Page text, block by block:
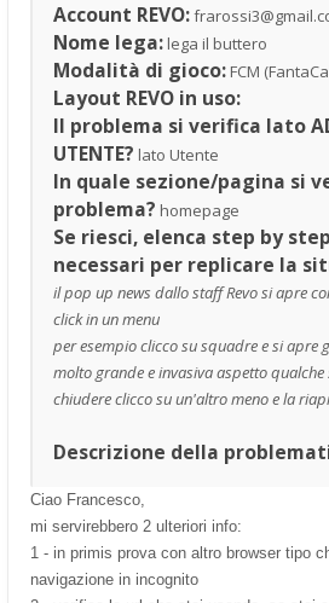
Account REVO:
Nome lega: lega il buttero
Modalità di gioco: FCM
Layout REVO in uso:
Il problema si verifica lato
UTENTE? lato Utente
In quale sezione/pagina si
problema? homepage
Se riesci, elenca step by
necessari per replicare la
il pop up news dallo staff Revo si apre
click in un menu
per esempio clicco su squadre e si apre
molto grande e invasiva aspetto
chiudere clicco su un'altro meno e la
Descrizione della
Ciao Francesco,
mi servirebbero 2 ulteriori info:
1 - in primis prova con altro browser tipo
navigazione in incognito